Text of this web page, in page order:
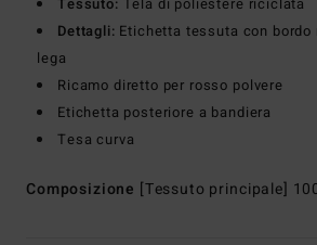
Tessuto: Tela di poliestere riciclata
Dettagli: Etichetta tessuta con bordo
lega
Ricamo diretto per rosso polvere
Etichetta posteriore a bandiera
Tesa curva
Composizione [Tessuto principale]